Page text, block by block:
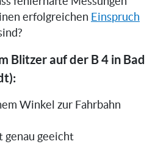
erfolgreichen Einspruch
Blitzer auf der B 4 in Bad
Winkel zur Fahrbahn
genau geeicht